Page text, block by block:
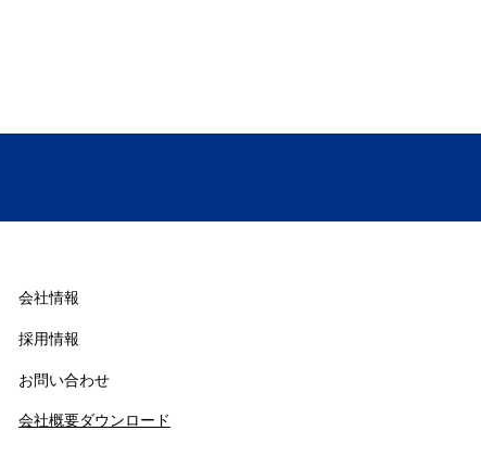
​会社情報
採用情報
お問い合わせ
会社概要ダウンロード